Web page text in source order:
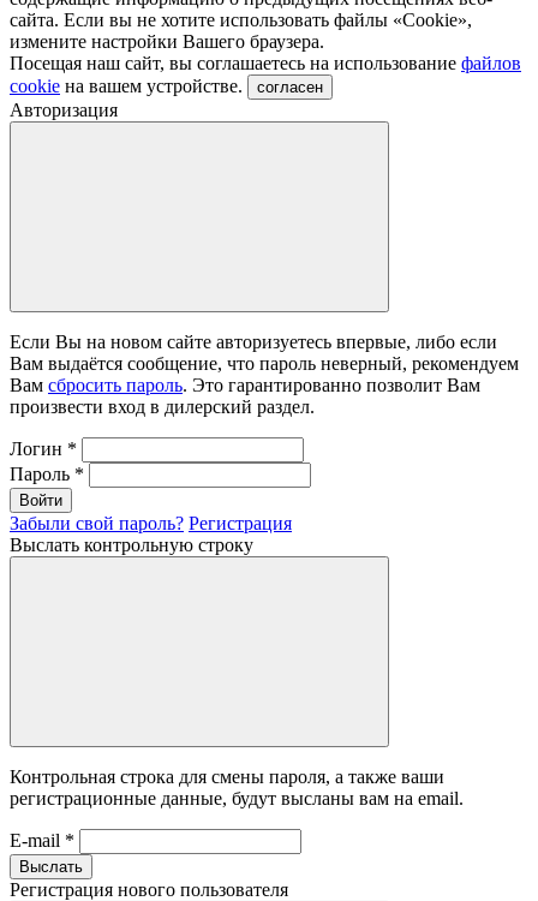
сайта. Если вы не хотите использовать файлы «Сookie»,
измените настройки Вашего браузера.
Посещая наш сайт, вы соглашаетесь на использование файлов
cookie на вашем устройстве. согласен
Авторизация
Если Вы на новом сайте авторизуетесь впервые, либо если
Вам выдаётся сообщение, что пароль неверный, рекомендуем
Вам сбросить пароль. Это гарантированно позволит Вам
произвести вход в дилерский раздел.
Логин *
Пароль *
Войти
Забыли свой пароль? Регистрация
Выслать контрольную строку
Контрольная строка для смены пароля, а также ваши
регистрационные данные, будут высланы вам на email.
E-mail *
Выслать
Регистрация нового пользователя